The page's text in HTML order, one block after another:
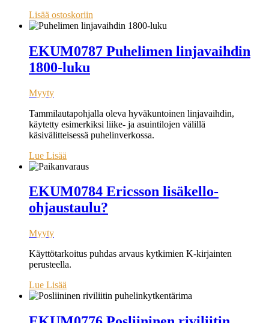
Lisää ostoskoriin
EKUM0787 Puhelimen linjavaihdin
1800-luku
Myyty
Tammilautapohjalla oleva hyväkuntoinen linjavaihdin,
käytetty esimerkiksi liike- ja asuintilojen välillä
käsivälitteisessä puhelinverkossa.
Lue Lisää
EKUM0784 Ericsson lisäkello-
ohjaustaulu?
Myyty
Käyttötarkoitus puhdas arvaus kytkimien K-kirjainten
perusteella.
Lue Lisää